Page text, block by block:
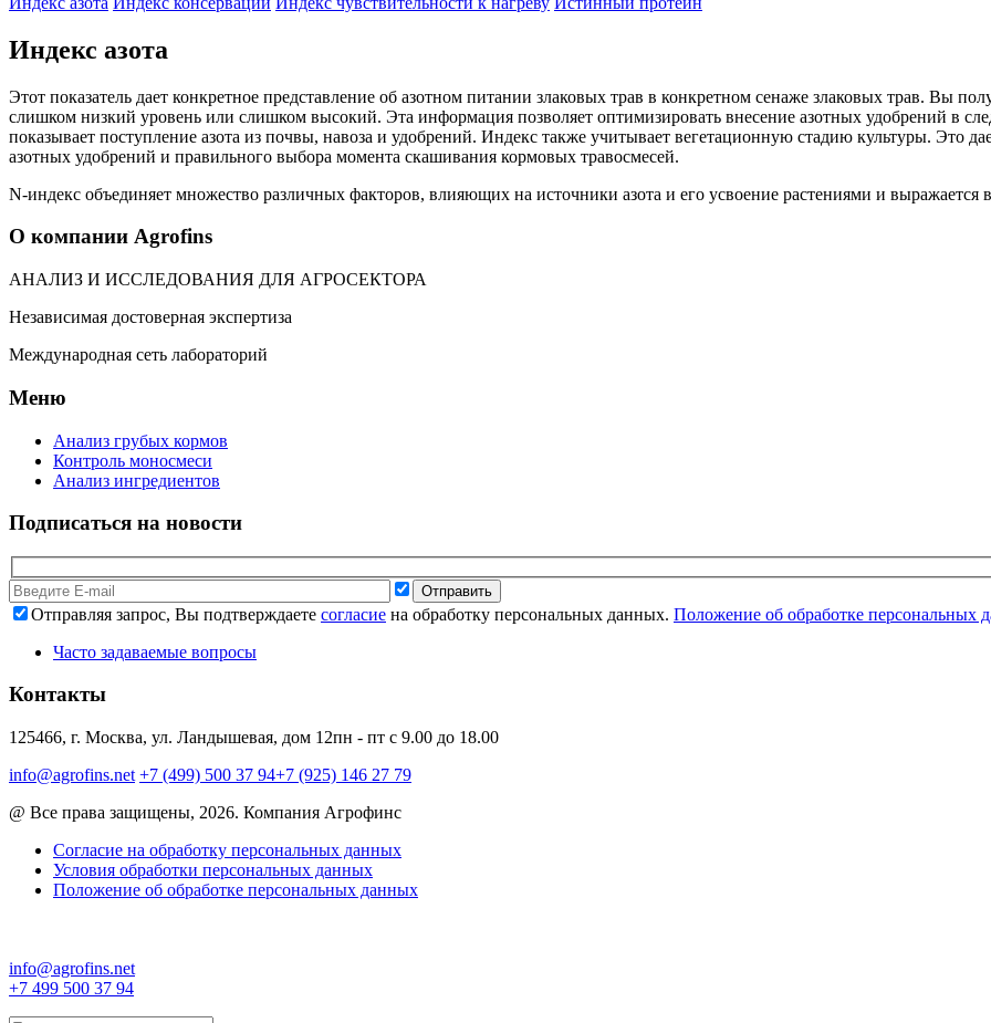
Индекс азота
Этот показатель дает конкретное представление об азотном питании злаковых трав в конкретном сенаже злаковых трав. Вы
слишком низкий уровень или слишком высокий. Эта информация позволяет оптимизировать внесение азотных удобрений в
показывает поступление азота из почвы, навоза и удобрений. Индекс также учитывает вегетационную стадию культуры. Это
азотных удобрений и правильного выбора момента скашивания кормовых травосмесей.
N-индекс объединяет множество различных факторов, влияющих на источники азота и его усвоение растениями и выражается
О компании Agrofins
АНАЛИЗ И ИССЛЕДОВАНИЯ ДЛЯ АГРОСЕКТОРА
Независимая достоверная экспертиза
Международная сеть лабораторий
Меню
Анализ грубых кормов
Контроль моносмеси
Анализ ингредиентов
Подписаться на новости
Отправляя запрос, Вы подтверждаете согласие на обработку персональных данных. Положение об обработке персональных
Часто задаваемые вопросы
Контакты
125466, г. Москва, ул. Ландышевая, дом 12пн - пт с 9.00 до 18.00
info@agrofins.net +7 (499) 500 37 94+7 (925) 146 27 79
@ Все права защищены, 2026. Компания Агрофинс
Согласие на обработку персональных данных
Условия обработки персональных данных
Положение об обработке персональных данных
info@agrofins.net
+7 499 500 37 94